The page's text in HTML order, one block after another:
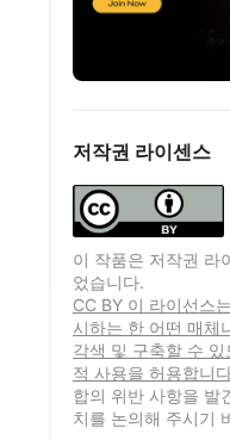
저작권 라이센스
이 작품은 저작권 라
었습니다.
CC BY 이 라이선스
시하는 한 어떤 매체
각색 및 구축할 수
적 사용을 허용합니
합의 위반 사항을 발
치를 논의해 주시기